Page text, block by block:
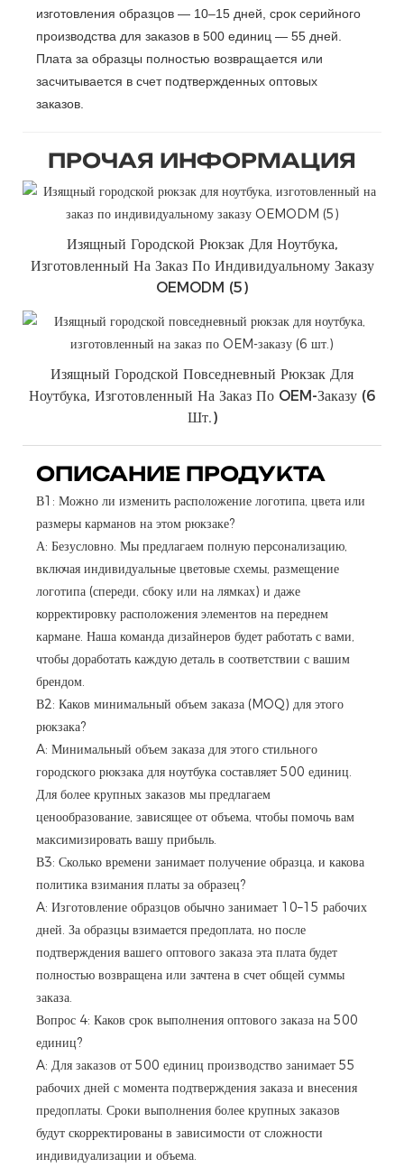
изготовления образцов — 10–15 дней, срок серийного
производства для заказов в 500 единиц — 55 дней.
Плата за образцы полностью возвращается или
засчитывается в счет подтвержденных оптовых
заказов.
ПРОЧАЯ ИНФОРМАЦИЯ
Изящный Городской Рюкзак Для Ноутбука,
Изготовленный На Заказ По Индивидуальному Заказу
OEMODM (5)
Изящный Городской Повседневный Рюкзак Для
Ноутбука, Изготовленный На Заказ По OEM-Заказу (6
Шт.)
ОПИСАНИЕ ПРОДУКТА
В1: Можно ли изменить расположение логотипа, цвета или
размеры карманов на этом рюкзаке?
А: Безусловно. Мы предлагаем полную персонализацию,
включая индивидуальные цветовые схемы, размещение
логотипа (спереди, сбоку или на лямках) и даже
корректировку расположения элементов на переднем
кармане. Наша команда дизайнеров будет работать с вами,
чтобы доработать каждую деталь в соответствии с вашим
брендом.
В2: Каков минимальный объем заказа (MOQ) для этого
рюкзака?
A: Минимальный объем заказа для этого стильного
городского рюкзака для ноутбука составляет 500 единиц.
Для более крупных заказов мы предлагаем
ценообразование, зависящее от объема, чтобы помочь вам
максимизировать вашу прибыль.
В3: Сколько времени занимает получение образца, и какова
политика взимания платы за образец?
A: Изготовление образцов обычно занимает 10–15 рабочих
дней. За образцы взимается предоплата, но после
подтверждения вашего оптового заказа эта плата будет
полностью возвращена или зачтена в счет общей суммы
заказа.
Вопрос 4: Каков срок выполнения оптового заказа на 500
единиц?
A: Для заказов от 500 единиц производство занимает 55
рабочих дней с момента подтверждения заказа и внесения
предоплаты. Сроки выполнения более крупных заказов
будут скорректированы в зависимости от сложности
индивидуализации и объема.